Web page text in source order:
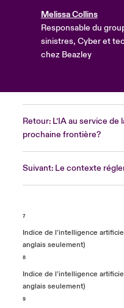
Melissa Collins
Responsable du
sinistres, Cyber et
chez Beazley
Retour: L’IA au service
prochaine frontière?
Suivant: Le contexte
⁷
Indice de l’intelligence
anglais seulement)
⁸
Indice de l’intelligence
anglais seulement)
⁹